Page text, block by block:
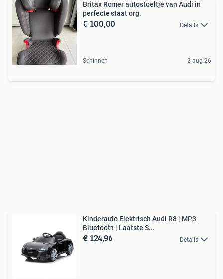
Britax Romer autostoeltje van Audi in
perfecte staat org.
€ 100,00 Details
Schinnen 2 aug 26
Kinderauto Elektrisch Audi R8 | MP3
Bluetooth | Laatste S...
€ 124,96 Details